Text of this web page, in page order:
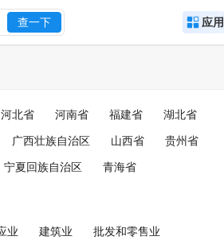
查一下 应用
河北省 河南省 福建省 湖北省
广西壮族自治区 山西省 贵州省
宁夏回族自治区 青海省
业 建筑业 批发和零售业